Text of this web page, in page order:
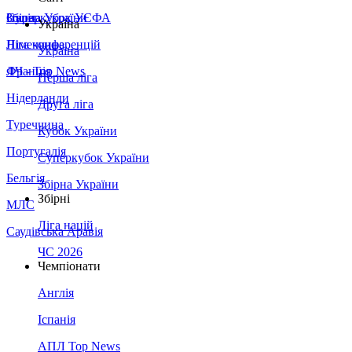
Збірна України
Італія
Німеччина
Франція
Нідерланди
Туреччина
Португалія
Бельгія
МЛС
Саудівська Аравія
Суперкубок УЄФА
Ліга конференцій
ЛЧ - Top News
Україна
Україна
Перша ліга
Друга ліга
Кубок України
Суперкубок України
Збірна України
Збірні
Ліга націй
ЧС 2026
Чемпіонати
Англія
Іспанія
АПЛ Top News